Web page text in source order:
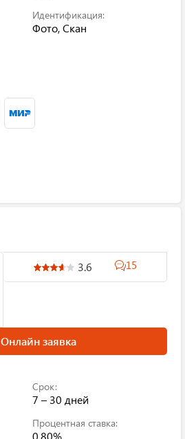
Идентификация:
Фото, Скан
3.6 15
Онлайн заявка
Срок:
7 – 30 дней
Процентная ставка:
0.80%